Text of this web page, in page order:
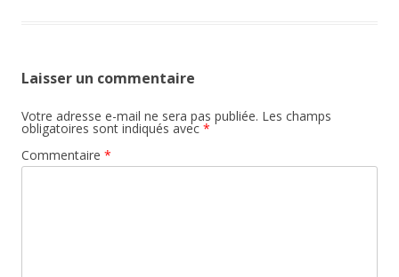
Laisser un commentaire
Votre adresse e-mail ne sera pas publiée. Les champs
obligatoires sont indiqués avec *
Commentaire *